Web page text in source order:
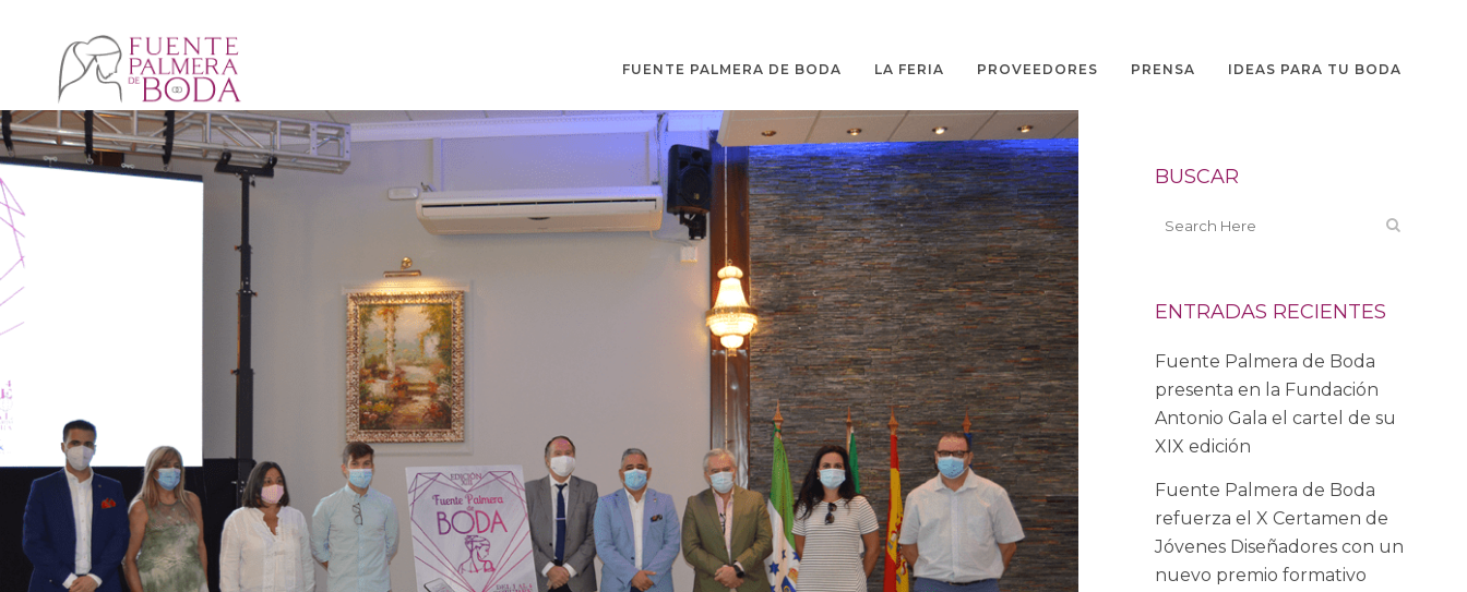
FUENTE PALMERA DE BODA LA FERIA PROVEEDORES PRENSA IDEAS PARA TU BODA
BUSCAR
ENTRADAS RECIENTES
Fuente Palmera de Boda
presenta en la Fundación
Antonio Gala el cartel de su
XIX edición
Fuente Palmera de Boda
refuerza el X Certamen de
Jóvenes Diseñadores con un
nuevo premio formativo